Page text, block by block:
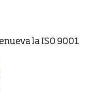
la ISO 9001